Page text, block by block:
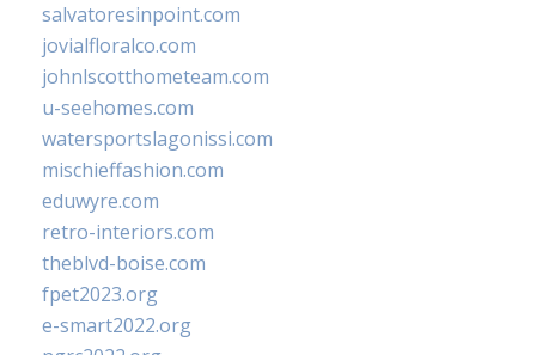
salvatoresinpoint.com
jovialfloralco.com
johnlscotthometeam.com
u-seehomes.com
watersportslagonissi.com
mischieffashion.com
eduwyre.com
retro-interiors.com
theblvd-boise.com
fpet2023.org
e-smart2022.org